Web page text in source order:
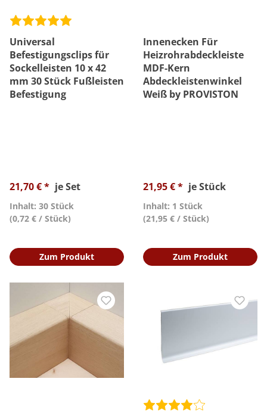
Universal
Befestigungsclips für
Sockelleisten 10 x 42
mm 30 Stück Fußleisten
Befestigung
21,70 € * je Set
Inhalt: 30 Stück
(0,72 € / Stück)
Zum Produkt
Innenecken Für
Heizrohrabdeckleiste
MDF-Kern
Abdeckleistenwinkel
Weiß by PROVISTON
21,95 € * je Stück
Inhalt: 1 Stück
(21,95 € / Stück)
Zum Produkt